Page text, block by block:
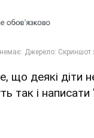
що деякі діти
так і